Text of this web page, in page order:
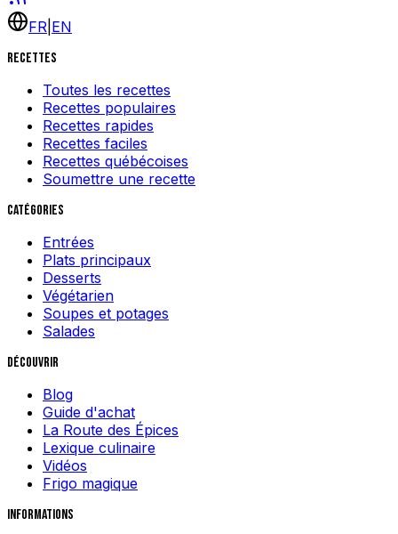
FR EN
Recettes
Toutes les recettes
Recettes populaires
Recettes rapides
Recettes faciles
Recettes québécoises
Soumettre une recette
Catégories
Entrées
Plats principaux
Desserts
Végétarien
Soupes et potages
Salades
Découvrir
Blog
Guide d'achat
La Route des Épices
Lexique culinaire
Vidéos
Frigo magique
Informations